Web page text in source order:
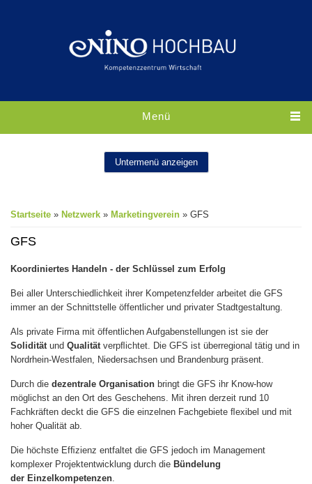
Menü
Untermenü anzeigen
Sie sind hier
Startseite » Netzwerk » Marketingverein » GFS
GFS
Koordiniertes Handeln - der Schlüssel zum Erfolg
Bei aller Unterschiedlichkeit ihrer Kompetenzfelder arbeitet die GFS
immer an der Schnittstelle öffentlicher und privater Stadtgestaltung.
Als private Firma mit öffentlichen Aufgabenstellungen ist sie der
Solidität und Qualität verpﬂichtet. Die GFS ist überregional tätig und in
Nordrhein-Westfalen, Niedersachsen und Brandenburg präsent.
Durch die dezentrale Organisation bringt die GFS ihr Know-how
möglichst an den Ort des Geschehens. Mit ihren derzeit rund 10
Fachkräften deckt die GFS die einzelnen Fachgebiete ﬂexibel und mit
hoher Qualität ab.
Die höchste Efﬁzienz entfaltet die GFS jedoch im Management
komplexer Projektentwicklung durch die Bündelung
der Einzelkompetenzen